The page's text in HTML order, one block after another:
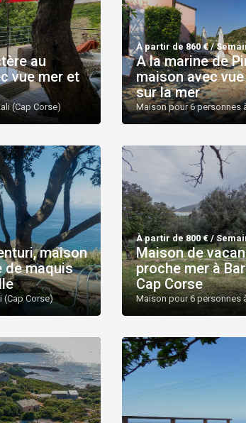
au
vue mer et
(Cap Corse)
À partir de 860 € /
A la marine de
maison avec
sur la mer
Maison pour 6 personnes
maison
de maquis
(Cap Corse)
À partir de 800 € /
Maison de
proche mer à
Cap Corse
Maison pour 6 personnes